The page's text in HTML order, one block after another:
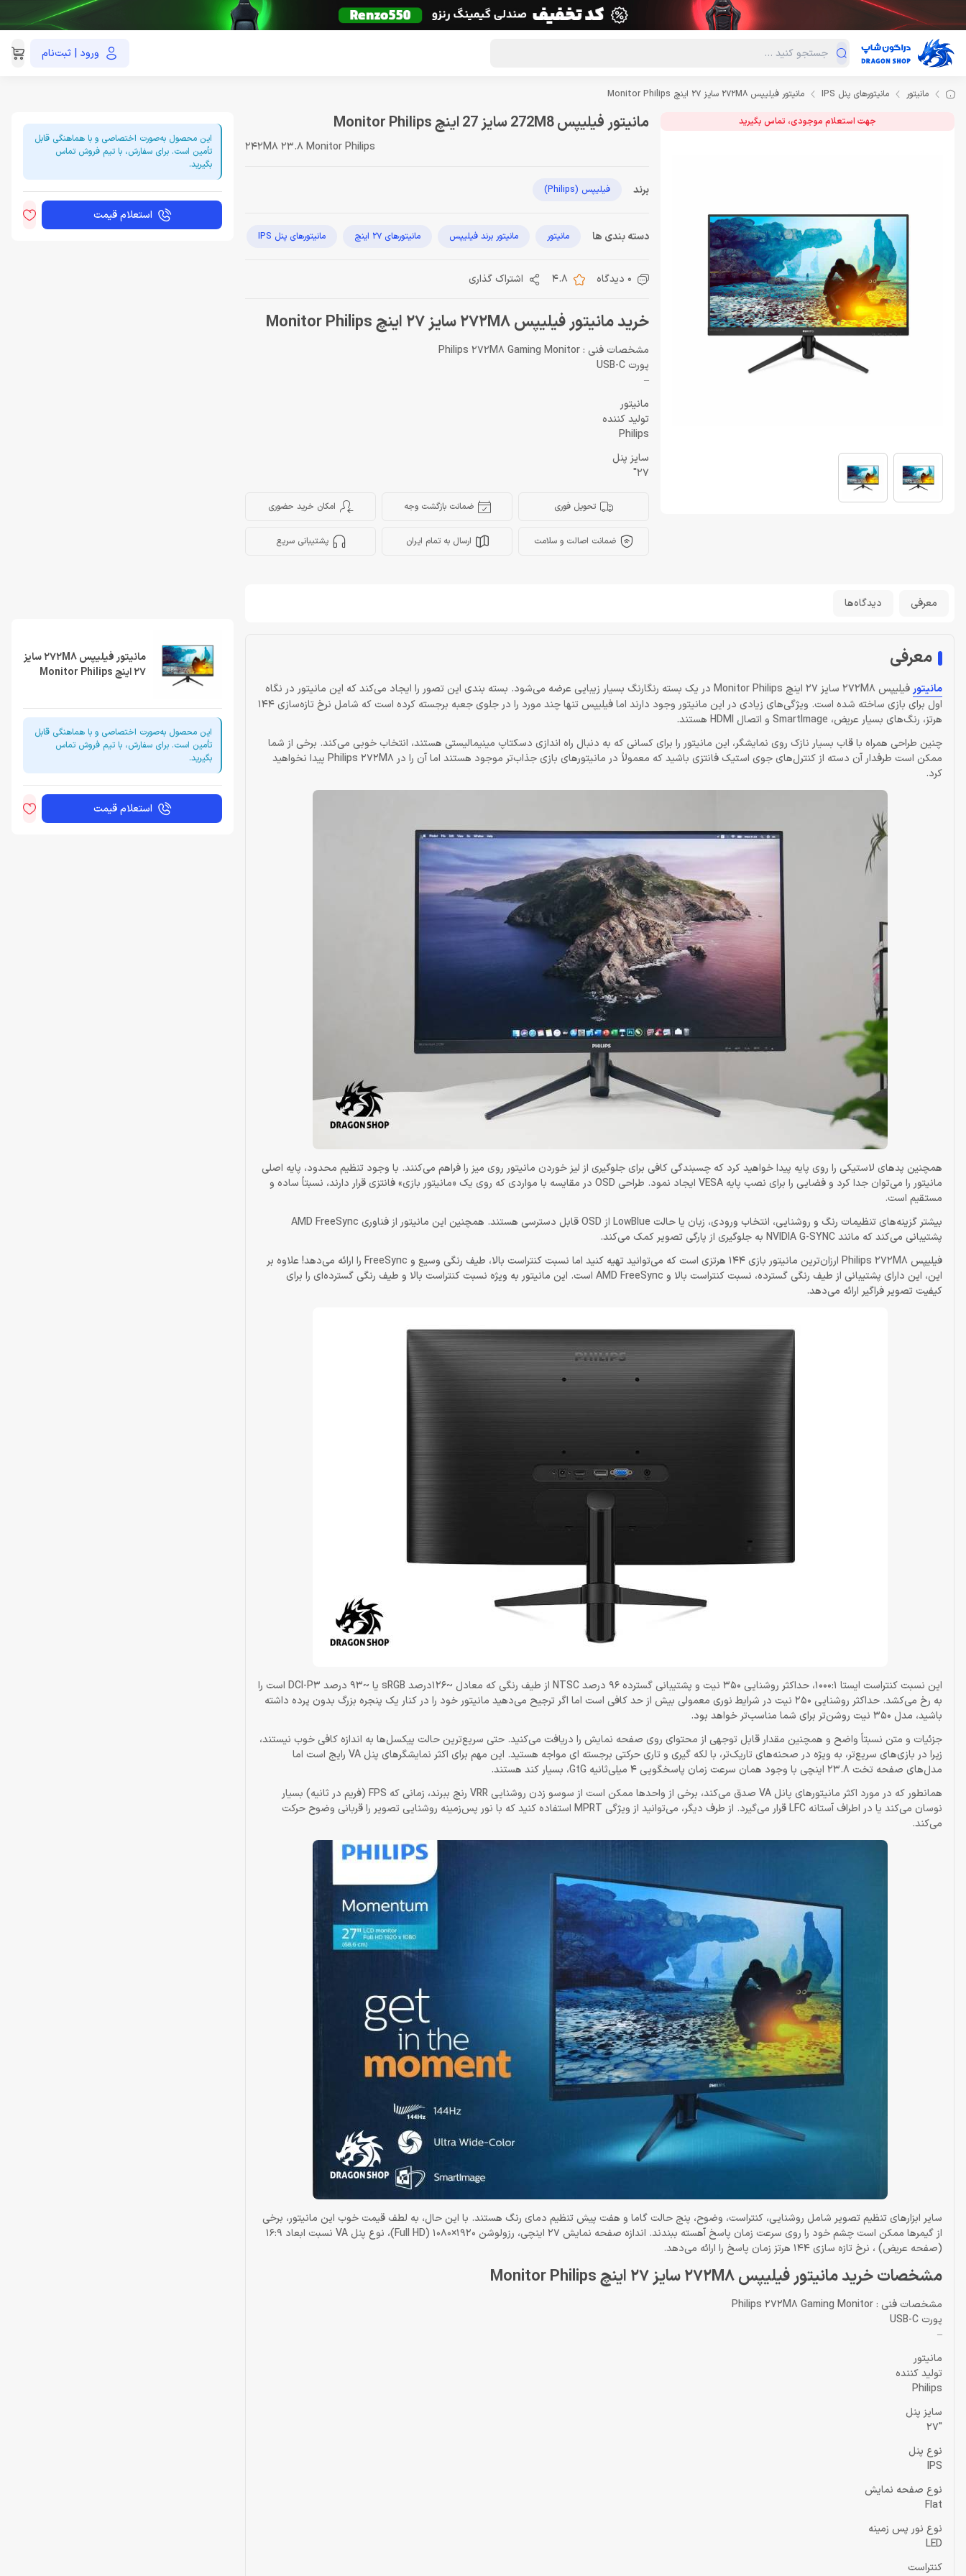
ورود | ثبت‌نام دسته‌بندی محصولات فروش ویژه 021-91035390
مانیتور مانیتورهای پنل IPS مانیتور فیلیپس 272M8 سایز 27 اینچ Monitor Philips
جهت استعلام موجودی، تماس بگیرید مانیتور فیلیپس 272M8 سایز 27 اینچ Monitor Philips
242M8 23.8 Monitor Philips
برند فیلیپس (Philips)
دسته بندی ها مانیتور مانیتور برند فیلیپس مانیتورهای 27 اینچ مانیتورهای پنل IPS
0 دیدگاه 4.8 اشتراک گذاری
خرید مانیتور فیلیپس 272M8 سایز 27 اینچ Monitor Philips
مشخصات فنی : Philips 272M8 Gaming Monitor
پورت USB-C
–
مانیتور
تولید کننده
Philips
سایز پنل
27"
تحویل فوری ضمانت بازگشت وجه امکان خرید حضوری
ضمانت اصالت و سلامت ارسال به تمام ایران پشتیبانی سریع
این محصول به‌صورت اختصاصی و با هماهنگی قابل
تأمین است. برای سفارش، با تیم فروش تماس
بگیرید.
استعلام قیمت
معرفی دیدگاه‌ها
معرفی
مانیتور
فیلیپس 272M8 سایز 27 اینچ Monitor Philips در یک بسته رنگارنگ بسیار زیبایی عرضه می‌شود. بسته بندی این تصور را ایجاد می‌کند که این مانیتور در نگاه
اول برای بازی ساخته شده است. ویژگی‌های زیادی در این مانیتور وجود دارند اما فیلیپس تنها چند مورد را در جلوی جعبه برجسته کرده است که شامل نرخ تازه‌سازی 144
هرتز، رنگ‌های بسیار عریض، SmartImage و اتصال HDMI هستند.
چنین طراحی همراه با قاب بسیار نازک روی نمایشگر، این مانیتور را برای کسانی که به دنبال راه اندازی دسکتاپ مینیمالیستی هستند، انتخاب خوبی می‌کند. برخی از شما
ممکن است طرفدار آن دسته از کنترل‌های جوی استیک فانتزی باشید که معمولاً در مانیتورهای بازی جذاب‌تر موجود هستند اما آن را در Philips 272M8 پیدا نخواهید
کرد.
همچنین پدهای لاستیکی را روی پایه پیدا خواهید کرد که چسبندگی کافی برای جلوگیری از لیز خوردن مانیتور روی میز را فراهم می‌کنند. با وجود تنظیم محدود، پایه اصلی
مانیتور را می‌توان جدا کرد و فضایی را برای نصب پایه VESA ایجاد نمود. طراحی OSD در مقایسه با مواردی که روی یک «مانیتور بازی» فانتزی قرار دارند، نسبتاً ساده و
مستقیم است.
بیشتر گزینه‌های تنظیمات رنگ و روشنایی، انتخاب ورودی، زبان یا حالت LowBlue از OSD قابل دسترسی هستند. همچنین این مانیتور از فناوری AMD FreeSync
پشتیبانی می‌کند که مانند NVIDIA G-SYNC به جلوگیری از پارگی تصویر کمک می‌کند.
فیلیپس Philips 272M8 ارزان‌ترین مانیتور بازی 144 هرتزی است که می‌توانید تهیه کنید اما نسبت کنتراست بالا، طیف رنگی وسیع و FreeSync را ارائه می‌دهد! علاوه بر
این، این دارای پشتیبانی از طیف رنگی گسترده، نسبت کنتراست بالا و AMD FreeSync است. این مانیتور به ویژه نسبت کنتراست بالا و طیف رنگی گسترده‌ای را برای
کیفیت تصویر فراگیر ارائه می‌دهد.
این نسبت کنتراست ایستا 1000:1، حداکثر روشنایی 350 نیت و پشتیبانی گسترده 96 درصد NTSC از طیف رنگی که معادل ~126درصد sRGB یا ~93 درصد DCI-P3 است را
به رخ می‌کشد. حداکثر روشنایی 250 نیت در شرایط نوری معمولی بیش از حد کافی است اما اگر ترجیح می‌دهید مانیتور خود را در کنار یک پنجره بزرگ بدون پرده داشته
باشید، مدل 350 نیت روشن‌تر برای شما مناسب‌تر خواهد بود.
جزئیات و متن نسبتاً واضح و همچنین مقدار قابل توجهی از محتوای روی صفحه نمایش را دریافت می‌کنید. حتی سریع‌ترین حالت پیکسل‌ها به اندازه کافی خوب نیستند،
زیرا در بازی‌های سریع‌تر، به‌ ویژه در صحنه‌های تاریک‌تر، با لکه ‌گیری و تاری حرکتی برجسته ای مواجه هستید. این مهم برای اکثر نمایشگرهای پنل VA رایج است اما
مدل‌های صفحه تخت 23.8 اینچی با وجود همان سرعت زمان پاسخگویی 4 میلی‌ثانیه GtG، بسیار کند هستند.
همانطور که در مورد اکثر مانیتورهای پانل VA صدق می‌کند، برخی از واحدها ممکن است از سوسو زدن روشنایی VRR رنج ببرند، زمانی که FPS (فریم در ثانیه) بسیار
نوسان می‌کند یا در اطراف آستانه LFC قرار می‌گیرد. از طرف دیگر، می‌توانید از ویژگی MPRT استفاده کنید که با نور پس‌زمینه روشنایی تصویر را قربانی وضوح حرکت
می‌کند.
سایر ابزارهای تنظیم تصویر شامل روشنایی، کنتراست، وضوح، پنج حالت گاما و هفت پیش تنظیم دمای رنگ هستند. با این حال، به لطف قیمت خوب این مانیتور، برخی
از گیمرها ممکن است چشم خود را روی سرعت زمان پاسخ آهسته ببندند. اندازه صفحه نمایش 27 اینچی، رزولوشن 1920×1080 (Full HD)، نوع پنل VA نسبت ابعاد 16:9
(صفحه عریض) ، نرخ تازه سازی 144 هرتز زمان پاسخ را ارائه می‌دهد.
مشخصات خرید مانیتور فیلیپس 272M8 سایز 27 اینچ Monitor Philips
مشخصات فنی : Philips 272M8 Gaming Monitor
پورت USB-C
–
مانیتور
تولید کننده
Philips
سایز پنل
27″
نوع پنل
IPS
نوع صفحه نمایش
Flat
نوع نور پس زمینه
LED
کنتراست
مانیتور فیلیپس 272M8 سایز
27 اینچ Monitor Philips
این محصول به‌صورت اختصاصی و با هماهنگی قابل
تأمین است. برای سفارش، با تیم فروش تماس
بگیرید.
استعلام قیمت